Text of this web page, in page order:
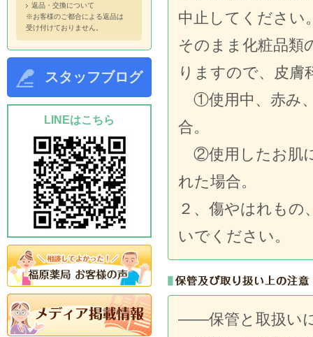
中止してください
そのまま化粧品類
りますので、皮膚
①使用中、赤み
合。
②使用したお肌
れた場合。
２、傷やはれも
いでください。
――保管と取扱い
返品・交換について
※お客様のご都合による返品は
受け付けておりません。
スタッフブログ
LINEはこちら